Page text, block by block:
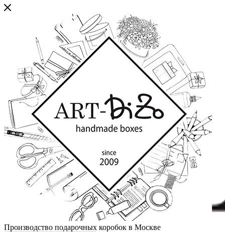
Производство подарочных коробок в Москве